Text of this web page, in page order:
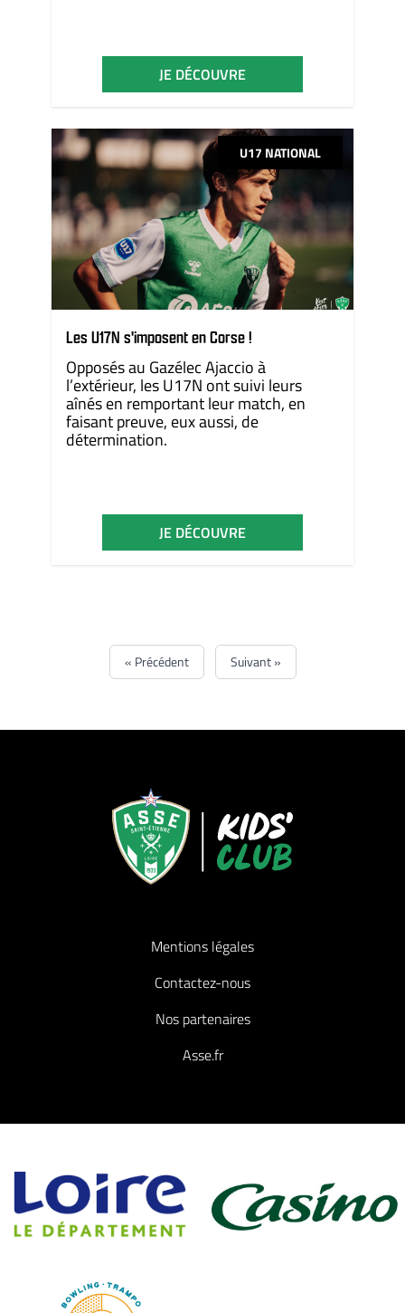
JE DÉCOUVRE
U17 NATIONAL
Les U17N s'imposent en Corse !
Opposés au Gazélec Ajaccio à
l’extérieur, les U17N ont suivi leurs
aînés en remportant leur match, en
faisant preuve, eux aussi, de
détermination.
JE DÉCOUVRE
« Précédent Suivant »
Mentions légales
Contactez-nous
Nos partenaires
Asse.fr